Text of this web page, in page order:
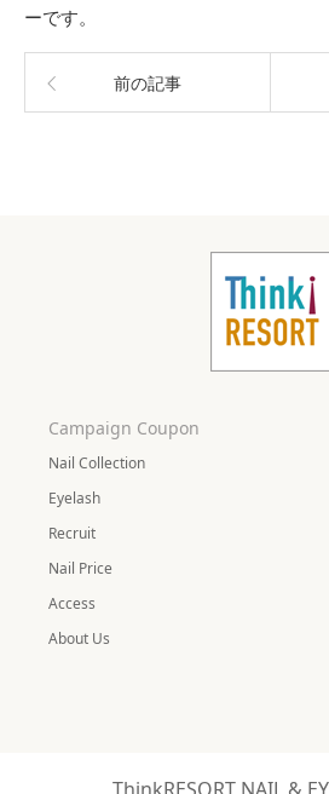
ーです。
前の記事
Campaign Coupon
Nail Collection
Eyelash
Recruit
Nail Price
Access
About Us